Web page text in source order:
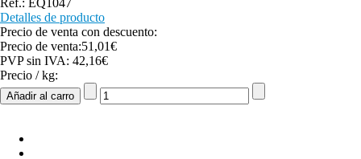
Detalles de producto
Precio de venta con descuento:
Precio de venta:51,01€
PVP sin IVA: 42,16€
Precio / kg: